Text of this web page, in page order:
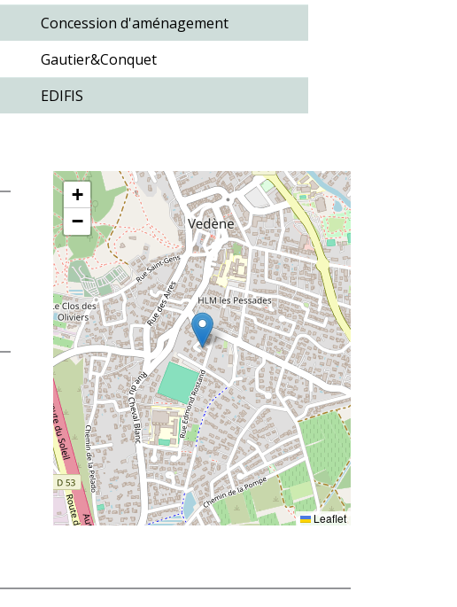
Concession d'aménagement
Gautier&Conquet
EDIFIS
+
−
Leaflet